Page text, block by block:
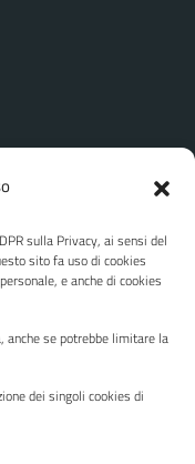
sulla Privacy, ai sensi del
sito fa uso di cookies
e anche di cookies
anche se potrebbe limitare la
dei singoli cookies di